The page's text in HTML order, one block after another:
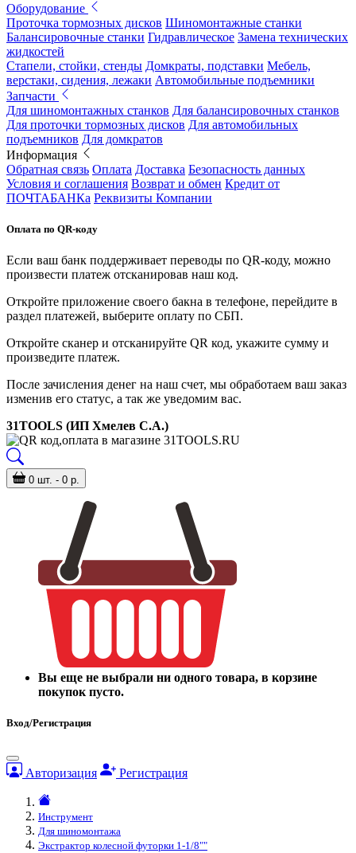
Оборудование
Проточка тормозных дисков Шиномонтажные станки
Балансировочные станки Гидравлическое Замена технических
жидкостей
Стапели, стойки, стенды Домкраты, подставки Мебель,
верстаки, сидения, лежаки Автомобильные подъемники
Запчасти
Для шиномонтажных станков Для балансировочных станков
Для проточки тормозных дисков Для автомобильных
подъемников Для домкратов
Информация
Обратная связь Оплата Доставка Безопасность данных
Условия и соглашения Возврат и обмен Кредит от
ПОЧТАБАНКа Реквизиты Компании
Оплата по QR-коду
Если ваш банк поддерживает переводы по QR-коду, можно
произвести платеж отсканировав наш код.
Откройте приложение своего бакна в телефоне, перейдите в
раздел платежей, выберите оплату по СБП.
Откройте сканер и отсканируйте QR код, укажите сумму и
произведите платеж.
После зачисления денег на наш счет, мы обработаем ваш заказ
изменив его статус, а так же уведомим вас.
31TOOLS (ИП Хмелев С.А.)
0 шт. - 0 р.
Вы еще не выбрали ни одного товара, в корзине
покупок пусто.
Вход/Регистрация
Авторизация Регистрация
Инструмент
Для шиномонтажа
Экстрактор колесной футорки 1-1/8""